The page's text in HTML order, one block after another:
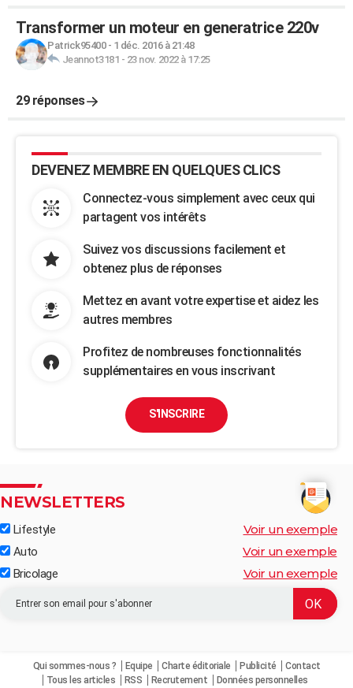
Transformer un moteur en generatrice 220v
Patrick95400- 1 déc. 2016 à 21:48
Jeannot3181 - 23 nov. 2022 à 17:25
29 réponses
DEVENEZ MEMBRE EN QUELQUES CLICS
Connectez-vous simplement avec ceux qui
partagent vos intérêts
Suivez vos discussions facilement et
obtenez plus de réponses
Mettez en avant votre expertise et aidez les
autres membres
Profitez de nombreuses fonctionnalités
supplémentaires en vous inscrivant
S'INSCRIRE
NEWSLETTERS
Lifestyle Voir un exemple
Auto Voir un exemple
Bricolage Voir un exemple
Qui sommes-nous ? Equipe Charte éditoriale Publicité
Contact
Tous les articles
RSS Recrutement Données personnelles